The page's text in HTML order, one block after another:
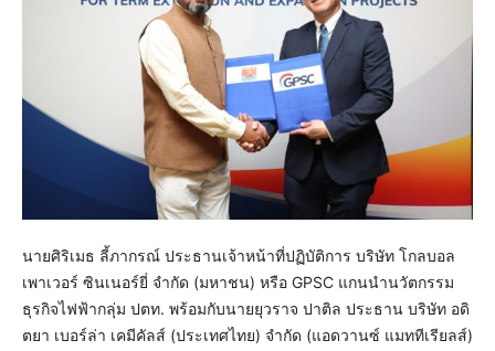
นายศิริเมธ ลี้ภากรณ์ ประธานเจ้าหน้าที่ปฏิบัติการ บริษัท โกลบอล
เพาเวอร์ ซินเนอร์ยี่ จำกัด (มหาชน) หรือ GPSC แกนนำนวัตกรรม
ธุรกิจไฟฟ้ากลุ่ม ปตท. พร้อมกับนายยุวราจ ปาติล ประธาน บริษัท อดิ
ตยา เบอร์ล่า เคมีคัลส์ (ประเทศไทย) จำกัด (แอดวานซ์ แมททีเรียลส์)